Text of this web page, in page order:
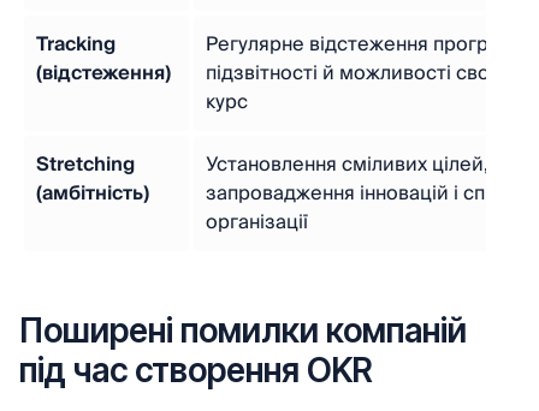
Tracking
(відстеження)
Регулярне відстеження прогресу
підзвітності й можливості
курс
Stretching
(амбітність)
Установлення сміливих цілей, які
запровадження інновацій і
організації
Поширені помилки компаній
під час створення OKR